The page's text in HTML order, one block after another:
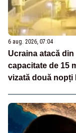
6 aug. 2026, 07:04
Ucraina atacă
capacitate de 15
vizată două nopți